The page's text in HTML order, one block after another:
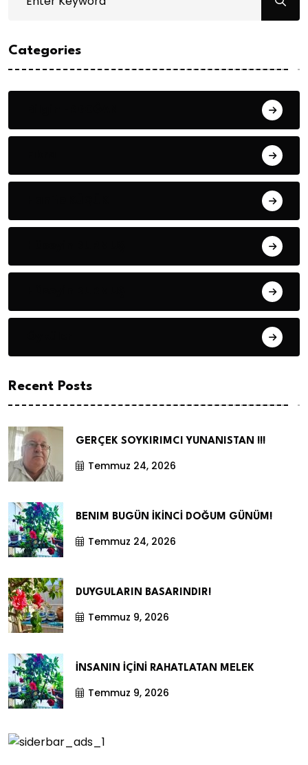
Categories
Recent Posts
GERÇEK SOYKIRIMCI YUNANISTAN !!!
Temmuz 24, 2026
BENIM BUGÜN İKİNCİ DOĞUM GÜNÜM!
Temmuz 24, 2026
DUYGULARIN BASARINDIR!
Temmuz 9, 2026
İNSANIN İÇİNİ RAHATLATAN MELEK
Temmuz 9, 2026